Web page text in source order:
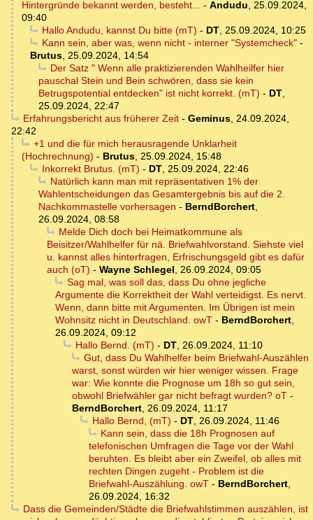
Hintergründe bekannt werden, besteht... - Andudu, 25.09.2024,
09:40
Hallo Andudu, kannst Du bitte (mT) - DT, 25.09.2024, 10:25
Kann sein, aber was, wenn nicht - interner "Systemcheck"-
Brutus, 25.09.2024, 14:54
Der Satz " Wenn alle praktizierenden Wahlheilfer hier
pauschal Stein und Bein schwören, dass sie kein
Betrugspotential entdecken" ist nicht korrekt. (mT) - DT,
25.09.2024, 22:47
Erfahrungsbericht aus früherer Zeit- Geminus, 24.09.2024,
22:42
+1 und die für mich herausragende Unklarheit
(Hochrechnung) - Brutus, 25.09.2024, 15:48
Inkorrekt Brutus. (mT) - DT, 25.09.2024, 22:46
Natürlich kann man mit repräsentativen 1% der
Wahlentscheidungen das Gesamtergebnis bis auf die 2.
Nachkommastelle vorhersagen - BerndBorchert,
26.09.2024, 08:58
Melde Dich doch bei Heimatkommune als
Beisitzer/Wahlhelfer für nä. Briefwahlvorstand. Siehste viel
u. kannst alles hinterfragen, Erfrischungsgeld gibt es dafür
auch (oT) - Wayne Schlegel, 26.09.2024, 09:05
Sag mal, was soll das, dass Du ohne jegliche
Argumente die Korrektheit der Wahl verteidigst. Es nervt.
Wenn, dann bitte mit Argumenten. Im Übrigen ist mein
Wohnsitz nicht in Deutschland. owT - BerndBorchert,
26.09.2024, 09:12
Hallo Bernd. (mT) - DT, 26.09.2024, 11:10
Gut, dass Du Wahlhelfer beim Briefwahl-Auszählen
warst, sonst würden wir hier weniger wissen. Frage
war: Wie konnte die Prognose um 18h so gut sein,
obwohl Briefwähler gar nicht befragt wurden? oT -
BerndBorchert, 26.09.2024, 11:17
Hallo Bernd, (mT) - DT, 26.09.2024, 11:46
Kann sein, dass die 18h Prognosen auf
telefonischen Umfragen die Tage vor der Wahl
beruhten. Es bleibt aber ein Zweifel, ob alles mit
rechten Dingen zugeht - Problem ist die
Briefwahl-Auszählung. owT - BerndBorchert,
26.09.2024, 16:32
Dass die Gemeinden/Städte die Briefwahlstimmen auszählen, ist